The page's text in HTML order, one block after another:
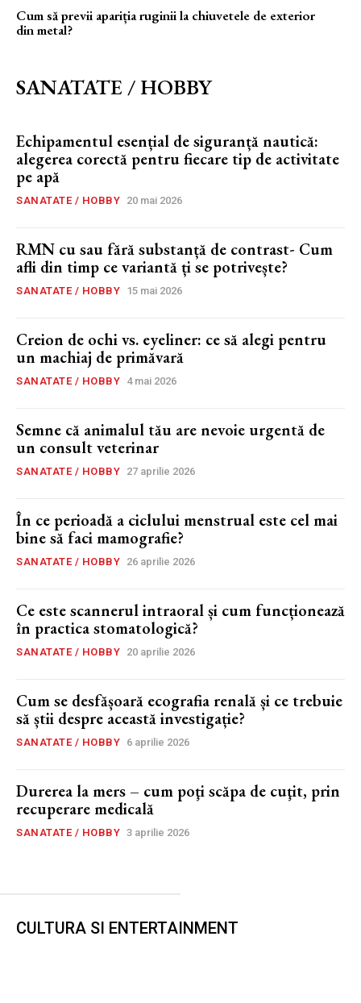
Cum să previi apariția ruginii la chiuvetele de exterior
din metal?
SANATATE / HOBBY
Echipamentul esențial de siguranță nautică:
alegerea corectă pentru fiecare tip de activitate
pe apă
SANATATE / HOBBY 20 mai 2026
RMN cu sau fără substanță de contrast- Cum
afli din timp ce variantă ți se potrivește?
SANATATE / HOBBY 15 mai 2026
Creion de ochi vs. eyeliner: ce să alegi pentru
un machiaj de primăvară
SANATATE / HOBBY 4 mai 2026
Semne că animalul tău are nevoie urgentă de
un consult veterinar
SANATATE / HOBBY 27 aprilie 2026
În ce perioadă a ciclului menstrual este cel mai
bine să faci mamografie?
SANATATE / HOBBY 26 aprilie 2026
Ce este scannerul intraoral și cum funcționează
în practica stomatologică?
SANATATE / HOBBY 20 aprilie 2026
Cum se desfășoară ecografia renală și ce trebuie
să știi despre această investigație?
SANATATE / HOBBY 6 aprilie 2026
Durerea la mers – cum poţi scăpa de cuţit, prin
recuperare medicală
SANATATE / HOBBY 3 aprilie 2026
CULTURA SI ENTERTAINMENT